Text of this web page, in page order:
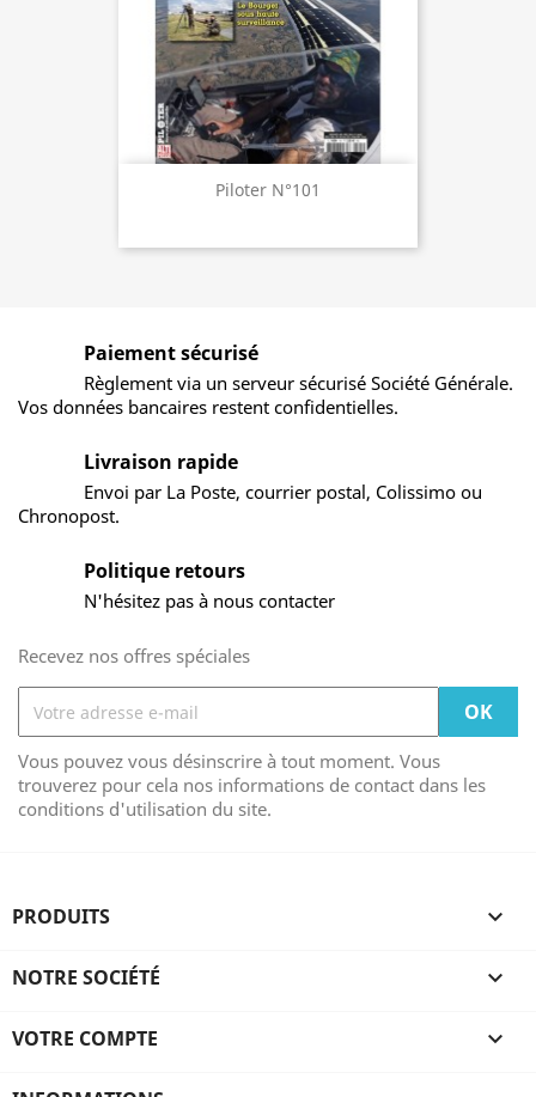
Piloter N°101
Paiement sécurisé
Règlement via un serveur sécurisé Société Générale.
Vos données bancaires restent confidentielles.
Livraison rapide
Envoi par La Poste, courrier postal, Colissimo ou
Chronopost.
Politique retours
N'hésitez pas à nous contacter
Recevez nos offres spéciales
Vous pouvez vous désinscrire à tout moment. Vous
trouverez pour cela nos informations de contact dans les
conditions d'utilisation du site.
PRODUITS 
NOTRE SOCIÉTÉ 
VOTRE COMPTE 